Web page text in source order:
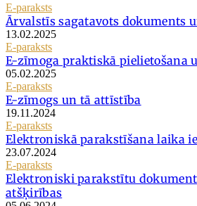
E-paraksts
Ārvalstīs sagatavots dokuments
13.02.2025
E-paraksts
E-zīmoga praktiskā pielietošana
05.02.2025
E-paraksts
E-zīmogs un tā attīstība
19.11.2024
E-paraksts
Elektroniskā parakstīšana laika
23.07.2024
E-paraksts
Elektroniski parakstītu
atšķirības